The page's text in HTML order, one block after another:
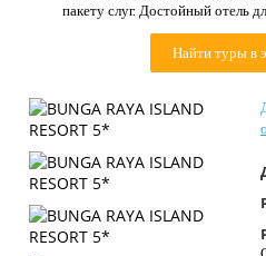
пакету слуг. Достойный отель
Найти туры в